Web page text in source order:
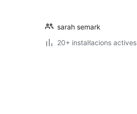
sarah semark
20+ instal·lacions actives